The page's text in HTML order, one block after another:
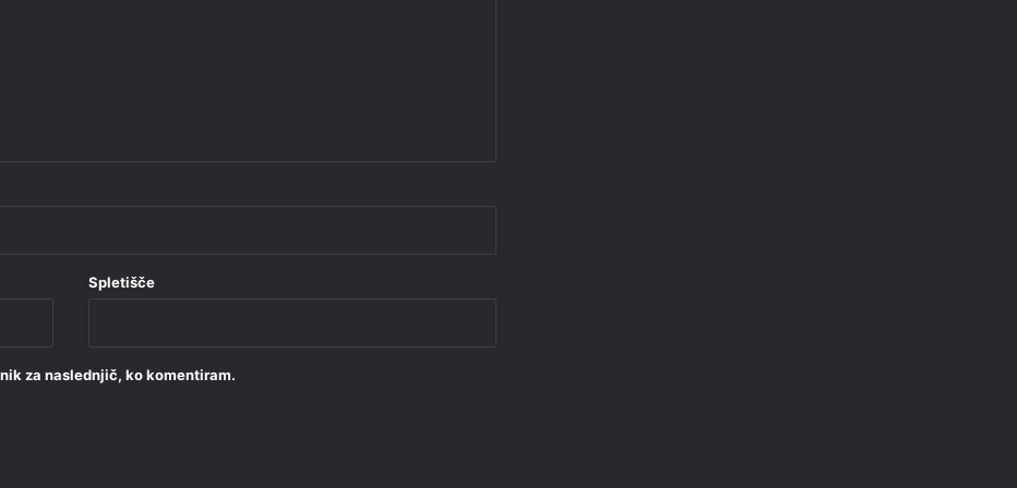
Spletišče
za naslednjič, ko komentiram.